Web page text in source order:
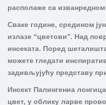
располаже са
Сваке године, средином
излазе “цветови”. Над
инсеката. Поред
можете гледати
задивљујућу представу
Инсект Палингениа
цвет, у облику ларве